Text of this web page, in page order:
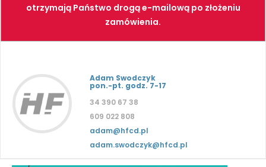
otrzymają Państwo drogą e-mailową po złożeniu
zamówienia.
Adam Swodczyk
pon.-pt. godz. 7-17
34 390 67 38
609 022 808
adam@hfcd.pl
adam.swodczyk@hfcd.pl